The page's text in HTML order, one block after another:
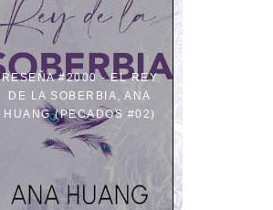
RESEÑA #2000 - EL REY
DE LA SOBERBIA, ANA
HUANG (PECADOS #02)